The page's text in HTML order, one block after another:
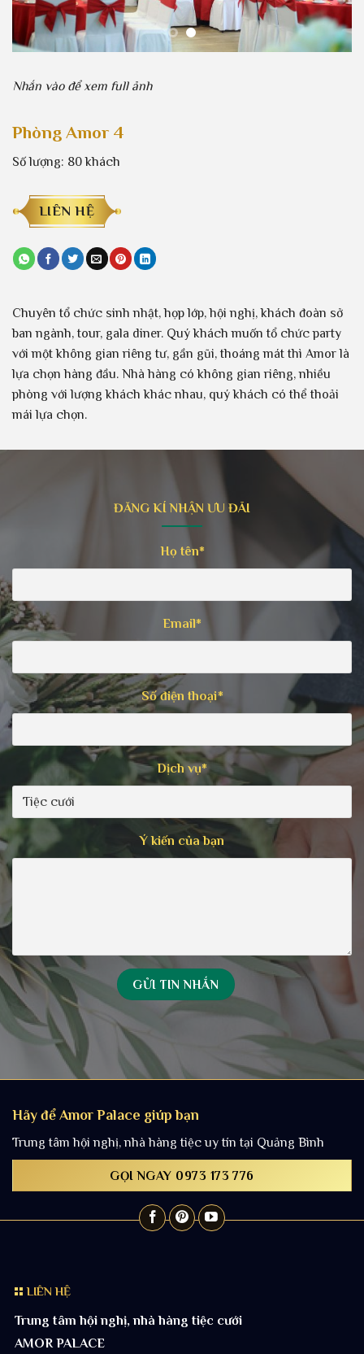
Nhắn vào để xem full ảnh
Phòng Amor 4
Số lượng: 80 khách
LIÊN HỆ
Chuyên tổ chức sinh nhật, họp lớp, hội nghị, khách đoàn sở
ban ngành, tour, gala diner. Quý khách muốn tổ chức party
với một không gian riêng tư, gần gũi, thoáng mát thì Amor là
lựa chọn hàng đầu. Nhà hàng có không gian riêng, nhiều
phòng với lượng khách khác nhau, quý khách có thể thoải
mái lựa chọn.
ĐĂNG KÍ NHẬN ƯU ĐÃI
Họ tên*
Email*
Số điện thoại*
Dịch vụ*
Ý kiến của bạn
Hãy để Amor Palace giúp bạn
Trung tâm hội nghị, nhà hàng tiệc uy tín tại Quảng Bình
GỌI NGAY 0973 173 776
LIÊN HỆ
Trung tâm hội nghị, nhà hàng tiệc cưới
AMOR PALACE